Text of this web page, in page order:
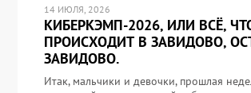
14 ИЮЛЯ, 2026
КИБЕРКЭМП-2026, ИЛИ ВСЁ,
ПРОИСХОДИТ В ЗАВИДОВО,
ЗАВИДОВО.
Итак, мальчики и девочки, прошлая